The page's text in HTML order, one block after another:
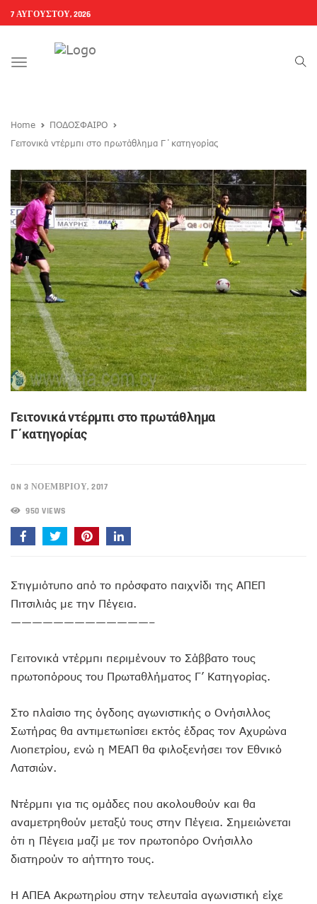
7 ΑΥΓΟΎΣΤΟΥ, 2026
Toggle
Home
ΠΟΔΟΣΦΑΙΡΟ
Γειτονικά ντέρμπι στο πρωτάθλημα Γ΄κατηγορίας
Γειτονικά ντέρμπι στο πρωτάθλημα
Γ΄κατηγορίας
ON 3 ΝΟΕΜΒΡΊΟΥ, 2017
950 VIEWS
Στιγμιότυπο από το πρόσφατο παιχνίδι της ΑΠΕΠ
Πιτσιλιάς με την Πέγεια.
—————————————–
Γειτονικά ντέρμπι περιμένουν το Σάββατο τους
πρωτοπόρους του Πρωταθλήματος Γ’ Κατηγορίας.
Στο πλαίσιο της όγδοης αγωνιστικής ο Ονήσιλλος
Σωτήρας θα αντιμετωπίσει εκτός έδρας τον Αχυρώνα
Λιοπετρίου, ενώ η ΜΕΑΠ θα φιλοξενήσει τον Εθνικό
Λατσιών.
Ντέρμπι για τις ομάδες που ακολουθούν και θα
αναμετρηθούν μεταξύ τους στην Πέγεια. Σημειώνεται
ότι η Πέγεια μαζί με τον πρωτοπόρο Ονήσιλλο
διατηρούν το αήττητο τους.
Η ΑΠΕΑ Ακρωτηρίου στην τελευταία αγωνιστική είχε